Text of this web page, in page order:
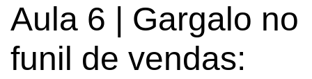
Aula 6 | Gargalo no
funil de vendas: